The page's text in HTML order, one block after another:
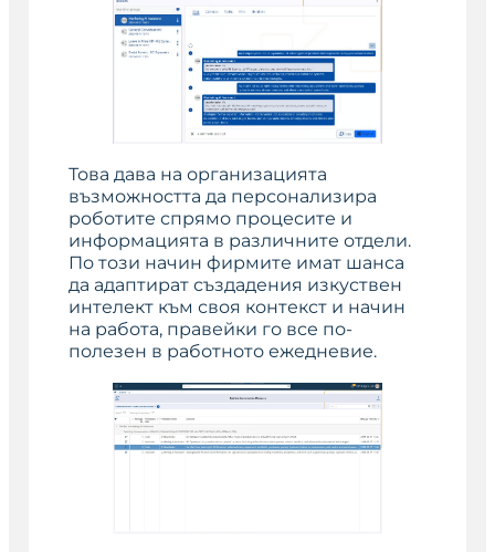
Това дава на организацията
възможността да персонализира
роботите спрямо процесите и
информацията в различните отдели.
По този начин фирмите имат шанса
да адаптират създадения изкуствен
интелект към своя контекст и начин
на работа, правейки го все по-
полезен в работното ежедневие.